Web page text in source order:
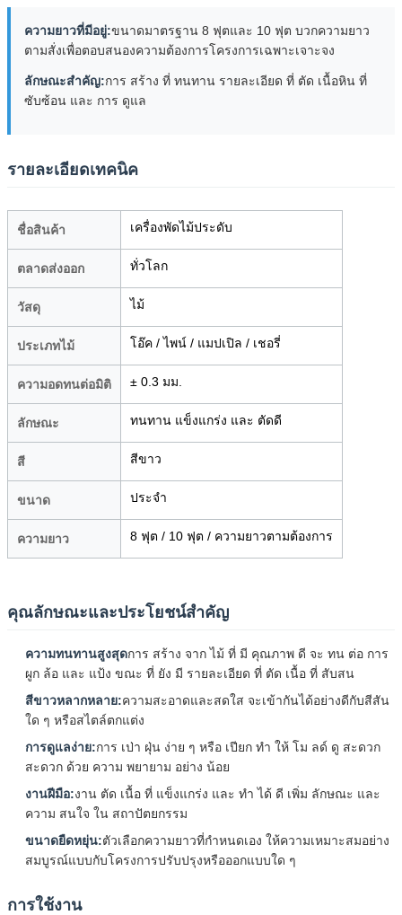
ความยาวที่มีอยู่:ขนาดมาตรฐาน 8 ฟุตและ 10 ฟุต บวกความยาว
ตามสั่งเพื่อตอบสนองความต้องการโครงการเฉพาะเจาะจง
ลักษณะสําคัญ:การ สร้าง ที่ ทนทาน รายละเอียด ที่ ตัด เนื้อหิน ที่
ซับซ้อน และ การ ดูแล
รายละเอียดเทคนิค
ชื่อสินค้า เครื่องพัดไม้ประดับ
ตลาดส่งออก ทั่วโลก
วัสดุ ไม้
ประเภทไม้ โอ๊ค / ไพน์ / แมปเปิล / เชอรี่
ความอดทนต่อมิติ ± 0.3 มม.
ลักษณะ ทนทาน แข็งแกร่ง และ ตัดดี
สี สีขาว
ขนาด ประจํา
ความยาว 8 ฟุต / 10 ฟุต / ความยาวตามต้องการ
คุณลักษณะและประโยชน์สําคัญ
ความทนทานสูงสุดการ สร้าง จาก ไม้ ที่ มี คุณภาพ ดี จะ ทน ต่อ การ
ผูก ล้อ และ แป้ง ขณะ ที่ ยัง มี รายละเอียด ที่ ตัด เนื้อ ที่ สับสน
สีขาวหลากหลาย:ความสะอาดและสดใส จะเข้ากันได้อย่างดีกับสีสัน
ใด ๆ หรือสไตล์ตกแต่ง
การดูแลง่าย:การ เป่า ฝุ่น ง่าย ๆ หรือ เปียก ทํา ให้ โม ลด์ ดู สะดวก
สะดวก ด้วย ความ พยายาม อย่าง น้อย
งานฝีมือ:งาน ตัด เนื้อ ที่ แข็งแกร่ง และ ทํา ได้ ดี เพิ่ม ลักษณะ และ
ความ สนใจ ใน สถาปัตยกรรม
ขนาดยืดหยุ่น:ตัวเลือกความยาวที่กําหนดเอง ให้ความเหมาะสมอย่าง
สมบูรณ์แบบกับโครงการปรับปรุงหรือออกแบบใด ๆ
การใช้งาน